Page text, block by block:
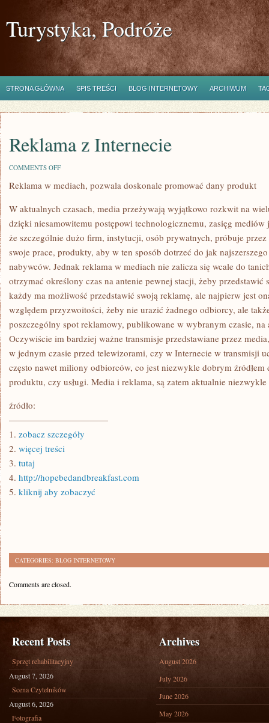
Turystyka, Podróże
STRONA GŁÓWNA SPIS TREŚCI BLOG INTERNETOWY ARCHIWUM
Reklama z Internecie
COMMENTS OFFON
Z
Reklama w mediach, pozwala doskonale promować dany produkt
W aktualnych czasach, media przeżywają wyjątkowo rozkwit na
dzięki niesamowitemu postępowi technologicznemu, zasięg
że szczególnie dużo firm, instytucji, osób prywatnych, próbuje przez
swoje prace, produkty, aby w ten sposób dotrzeć do jak
nabywców. Jednak reklama w mediach nie zalicza się wcale do
otrzymać określony czas na antenie pewnej stacji, żeby przedstawić
każdy ma możliwość przedstawić swoją reklamę, ale najpierw jest
względem przyzwoitości, żeby nie urazić żadnego odbiorcy, ale
poszczególny spot reklamowy, publikowane w wybranym czasie, na
Oczywiście im bardziej ważne transmisje przedstawiane przez
w jednym czasie przed telewizorami, czy w Internecie w transmisji
często nawet miliony odbiorców, co jest niezwykle dobrym
produktu, czy usługi. Media i reklama, są zatem aktualnie niezwykle
źródło:
———————————
1. zobacz szczegóły
2. więcej treści
3. tutaj
4. http://hopebedandbreakfast.com
5. kliknij aby zobaczyć
CATEGORIES: BLOG INTERNETOWY
Comments are closed.
Recent Posts
Sprzęt rehabilitacyjny
August 7, 2026
Scena Czytelników
August 6, 2026
Fotografia
Archives
August 2026
July 2026
June 2026
May 2026